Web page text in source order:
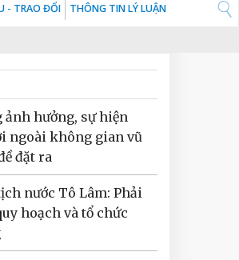
- TRAO ĐỔI THÔNG TIN LÝ LUẬN
ảnh hưởng, sự hiện
ngoài không gian vũ
đặt ra
nước Tô Lâm: Phải
hoạch và tổ chức